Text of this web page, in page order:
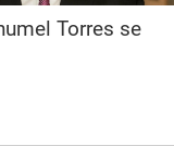
Torres se